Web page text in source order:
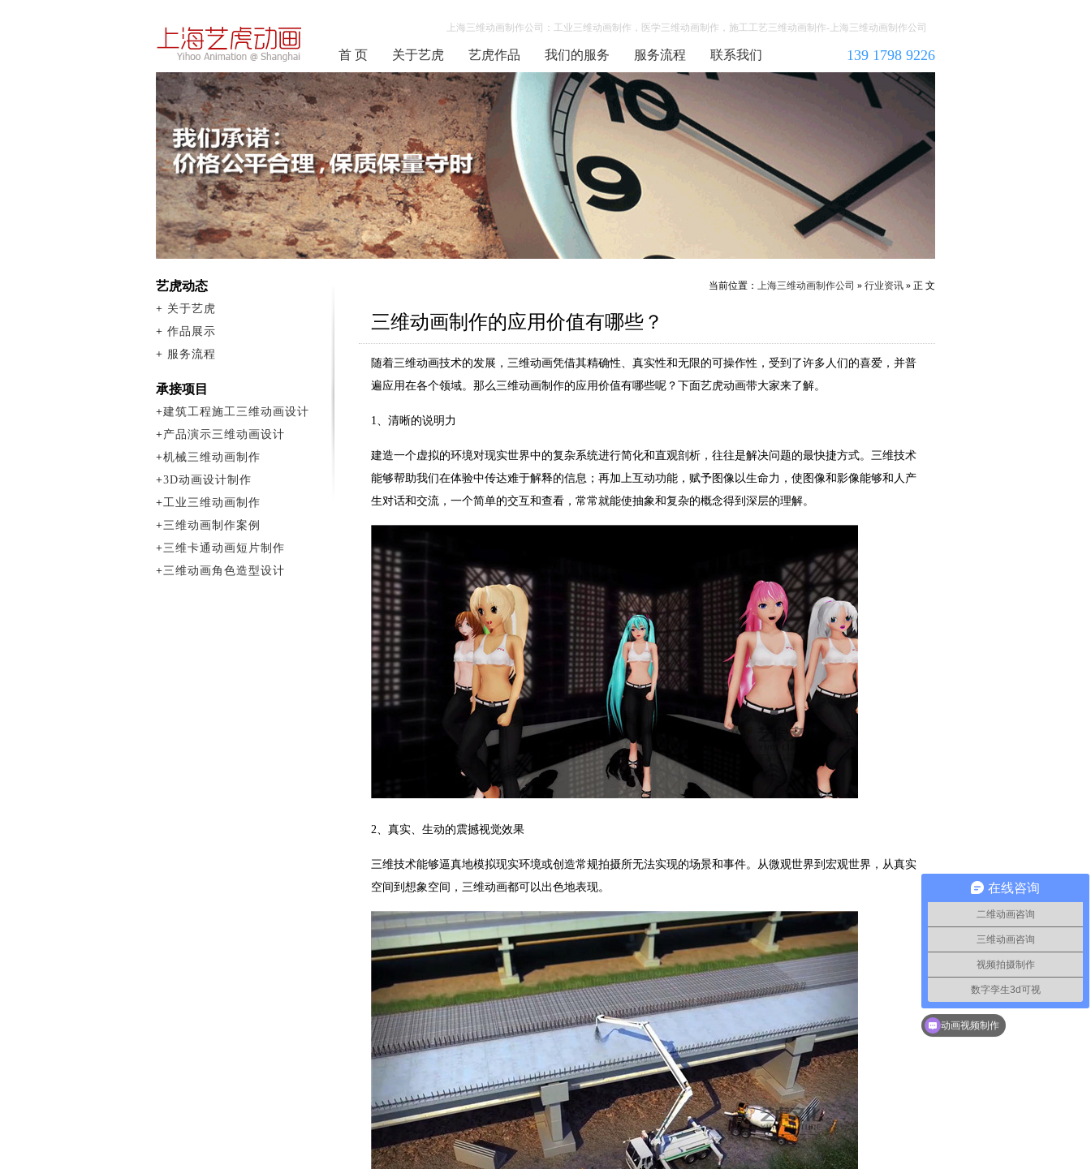
上海三维动画制作公司：工业三维动画制作，医学三维动画制作，施工工艺三维动画制作-上海三维动画制作公司
首 页 关于艺虎 艺虎作品 我们的服务 服务流程 联系我们 139 1798 9226
当前位置： 上海三维动画制作公司 » 行业资讯 » 正 文
三维动画制作的应用价值有哪些？
随着三维动画技术的发展，三维动画凭借其精确性、真实性和无限的可操作性，受到了许多人们的喜爱，并普
遍应用在各个领域。那么三维动画制作的应用价值有哪些呢？下面艺虎动画带大家来了解。
1、清晰的说明力
建造一个虚拟的环境对现实世界中的复杂系统进行简化和直观剖析，往往是解决问题的最快捷方式。三维技术
能够帮助我们在体验中传达难于解释的信息；再加上互动功能，赋予图像以生命力，使图像和影像能够和人产
生对话和交流，一个简单的交互和查看，常常就能使抽象和复杂的概念得到深层的理解。
2、真实、生动的震撼视觉效果
三维技术能够逼真地模拟现实环境或创造常规拍摄所无法实现的场景和事件。从微观世界到宏观世界，从真实
空间到想象空间，三维动画都可以出色地表现。
艺虎动态
+ 关于艺虎
+ 作品展示
+ 服务流程
承接项目
+建筑工程施工三维动画设计
+产品演示三维动画设计
+机械三维动画制作
+3D动画设计制作
+工业三维动画制作
+三维动画制作案例
+三维卡通动画短片制作
+三维动画角色造型设计
在线咨询
二维动画咨询
三维动画咨询
视频拍摄制作
数字孪生3d可视
动画视频制作
你们是怎么收费的呢？